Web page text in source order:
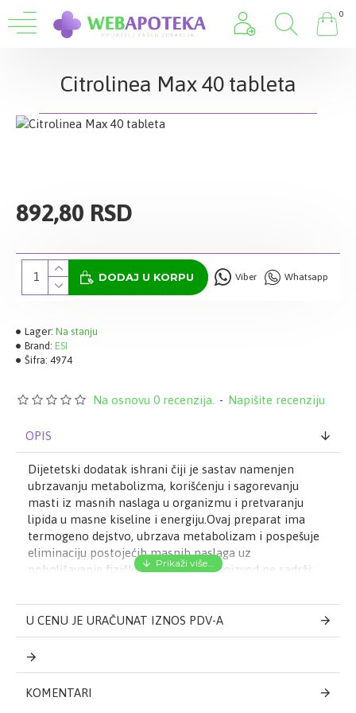
0
Citrolinea Max 40 tableta
Lager: Na stanju
Brand: ESI
Šifra: 4974
Na osnovu 0 recenzija. - Napišite recenziju
892,80 RSD
DODAJ U KORPU Viber Whatsapp
OPIS
Dijetetski dodatak ishrani čiji je sastav namenjen
ubrzavanju metabolizma, korišćenju i sagorevanju
masti iz masnih naslaga u organizmu i pretvaranju
lipida u masne kiseline i energiju.Ovaj preparat ima
termogeno dejstvo, ubrzava metabolizam i pospešuje
eliminaciju postojećih masnih naslaga uz
poboljšavanje fizičke izdržljivosti. Proizvod ne sadrži:
pogodan za veganski način ishrane. Aktivni sastojci
Suvi ekstrakt ploda gorke pomorandže (Citrus
aurantium, stand. 6% sinefrina) ....................................... 500
mg Suvi ekstrakt semena guarane (Paulinia cupona,
stand. 10% kofeina) .................................. 400 mg Suvi
ekstrakt semena kole (Cola Acuminata, stand. 10 %
U CENU JE URAČUNAT IZNOS PDV-A
KOMENTARI